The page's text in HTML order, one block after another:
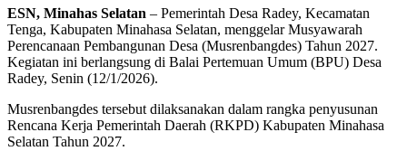
ESN, Minahas Selatan – Pemerintah Desa Radey, Kecamatan
Tenga, Kabupaten Minahasa Selatan, menggelar Musyawarah
Perencanaan Pembangunan Desa (Musrenbangdes) Tahun 2027.
Kegiatan ini berlangsung di Balai Pertemuan Umum (BPU) Desa
Radey, Senin (12/1/2026).
Musrenbangdes tersebut dilaksanakan dalam rangka penyusunan
Rencana Kerja Pemerintah Daerah (RKPD) Kabupaten Minahasa
Selatan Tahun 2027.